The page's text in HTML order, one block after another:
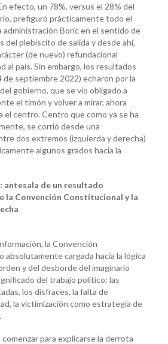
efecto, un 78%, versus el 28% del
prefiguró prácticamente todo el
administración Boric en el sentido de
del plebiscito de salida y desde ahí,
(de nuevo) refundacional
al país. Sin embargo, los resultados
septiembre 2022) echaron por la
gobierno, que se vio obligado a
el timón y volver a mirar, ahora
el centro. Centro que como ya se ha
se corrió desde una
dos extremos (izquierda y derecha)
algunos grados hacia la
antesala de un resultado
la Convención Constitucional y la
la Convención
cargada hacía la lógica
y del desborde del imaginario
del trabajo político: las
los disfraces, la falta de
la victimización como estrategia de
para explicarse la derrota